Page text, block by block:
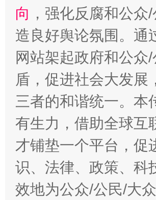
向 ，强化反腐和公
造良好舆论氛围。通
网站架起政府和公众
盾，促进社会大发展
三者的和谐统一。本
有生力，借助全球互
才铺垫一个平台，促
识、法律、政策、科
效地为公众/公民/大